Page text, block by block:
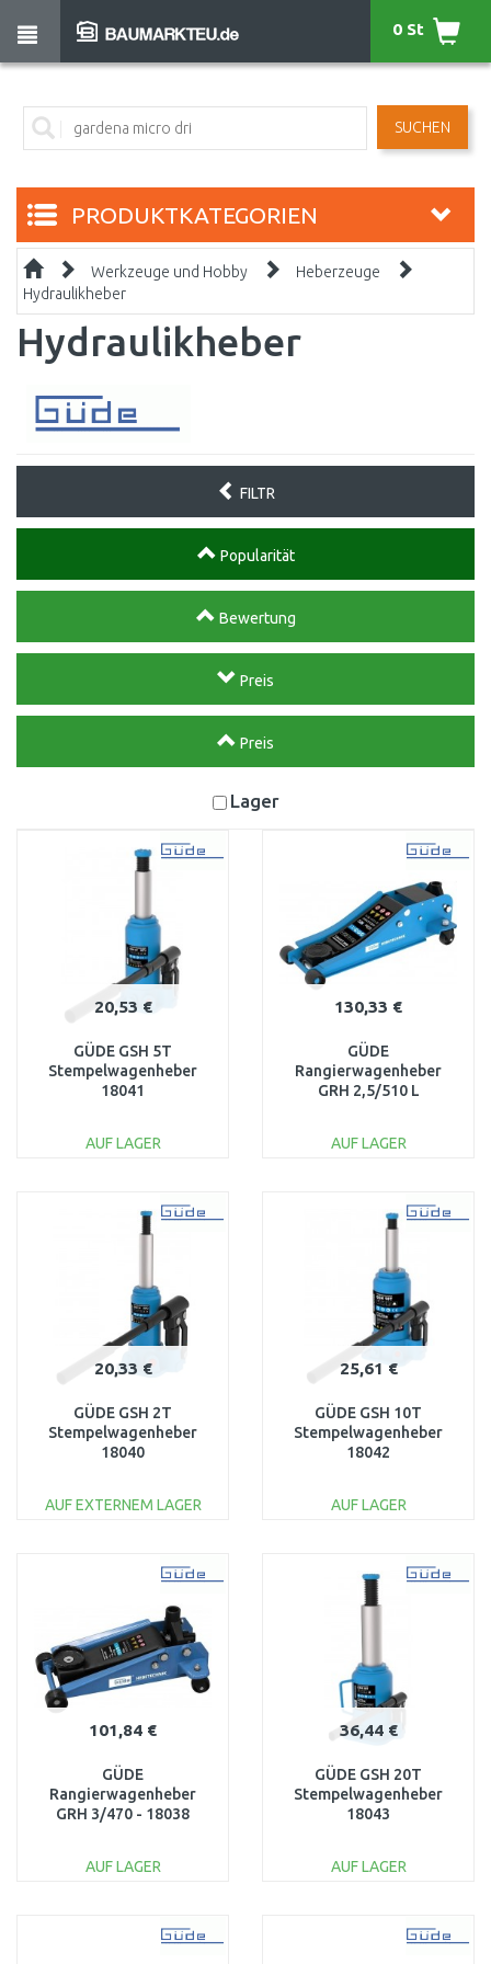
SUCHEN
0 St
PRODUKTKATEGORIEN
Werkzeuge und Hobby
Heberzeuge
Hydraulikheber
Hydraulikheber
FILTR
Popularität
Bewertung
Preis
Preis
Lager
20,53 €
GÜDE GSH 5T
Stempelwagenheber
18041
AUF LAGER
Vergleichen
130,33 €
GÜDE
Rangierwagenheber
GRH 2,5/510 L
SUV 18033
AUF LAGER
Vergleichen
20,33 €
GÜDE GSH 2T
Stempelwagenheber
18040
AUF EXTERNEM LAGER
25,61 €
GÜDE GSH 10T
Stempelwagenheber
18042
AUF LAGER
Vergleichen
101,84 €
GÜDE
Rangierwagenheber
GRH 3/470 - 18038
AUF LAGER
36,44 €
GÜDE GSH 20T
Stempelwagenheber
18043
AUF LAGER